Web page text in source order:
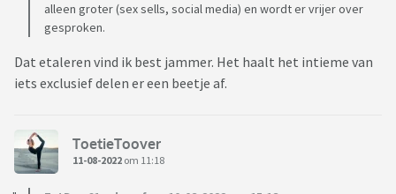
alleen groter (sex sells, social media) en wordt er vrijer over
gesproken.
Dat etaleren vind ik best jammer. Het haalt het intieme van
iets exclusief delen er een beetje af.
ToetieToover
11-08-2022 om 11:18